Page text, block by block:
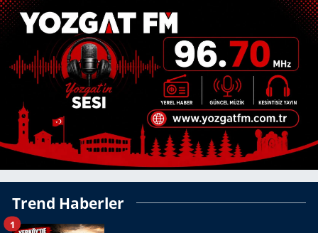
Trend Haberler
1